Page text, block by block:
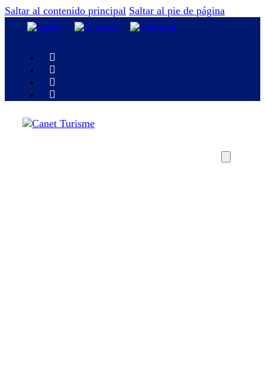
Saltar al contenido principal Saltar al pie de página